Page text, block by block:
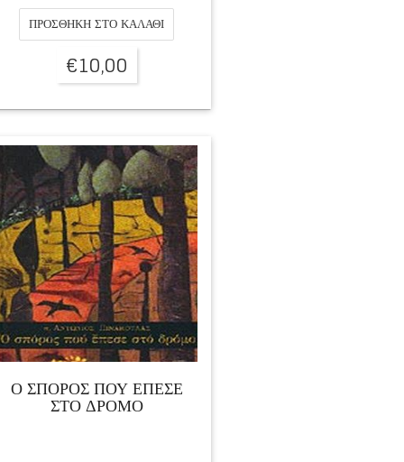
ΠΡΟΣΘΉΚΗ ΣΤΟ ΚΑΛΆΘΙ
€10,00
Ο ΣΠΟΡΟΣ ΠΟΥ ΕΠΕΣΕ
ΣΤΟ ΔΡΟΜΟ